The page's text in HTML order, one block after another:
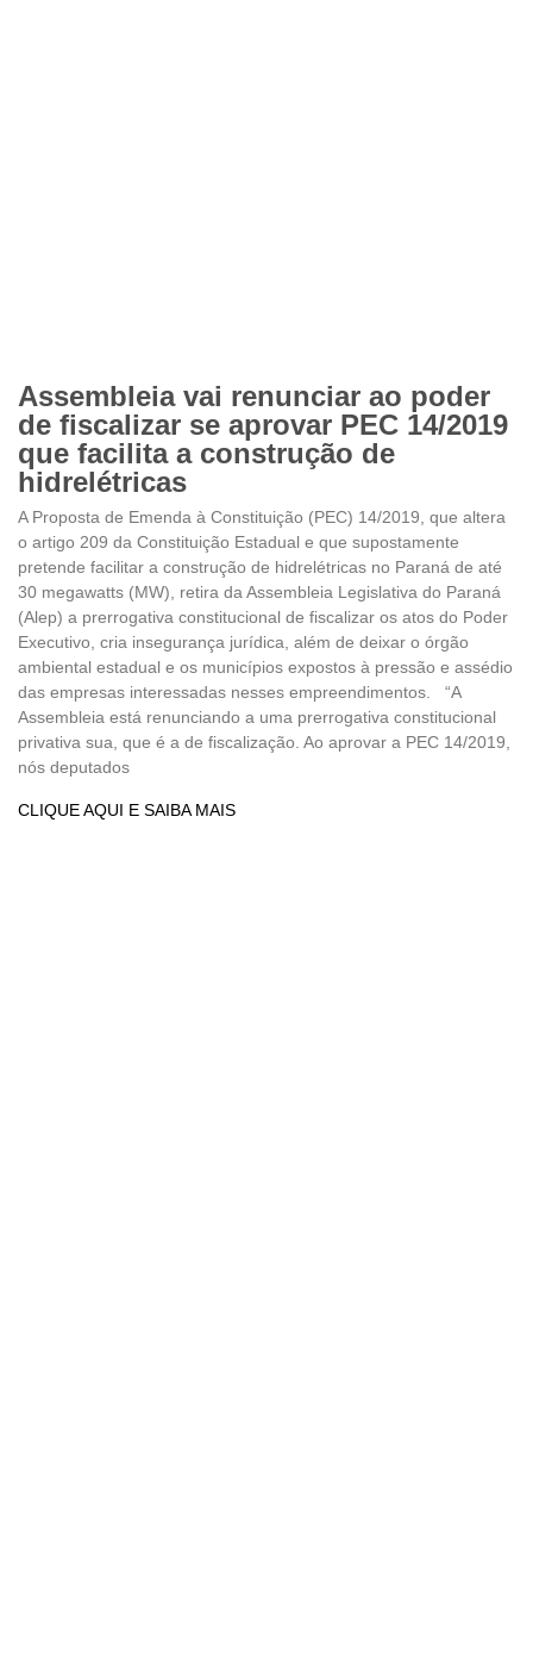
Assembleia vai renunciar ao poder
de fiscalizar se aprovar PEC 14/2019
que facilita a construção de
hidrelétricas
A Proposta de Emenda à Constituição (PEC) 14/2019, que altera
o artigo 209 da Constituição Estadual e que supostamente
pretende facilitar a construção de hidrelétricas no Paraná de até
30 megawatts (MW), retira da Assembleia Legislativa do Paraná
(Alep) a prerrogativa constitucional de fiscalizar os atos do Poder
Executivo, cria insegurança jurídica, além de deixar o órgão
ambiental estadual e os municípios expostos à pressão e assédio
das empresas interessadas nesses empreendimentos. “A
Assembleia está renunciando a uma prerrogativa constitucional
privativa sua, que é a de fiscalização. Ao aprovar a PEC 14/2019,
nós deputados
CLIQUE AQUI E SAIBA MAIS